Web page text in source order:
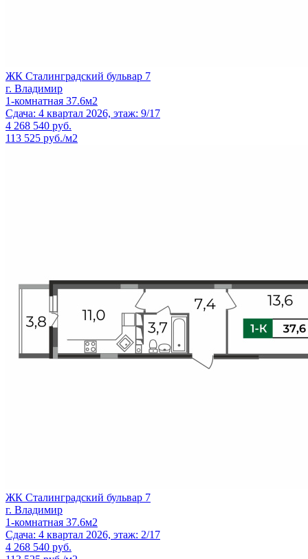
ЖК Сталинградский бульвар 7
г. Владимир
1-комнатная 37.6м2
Сдача: 4 квартал 2026, этаж: 9/17
4 268 540 руб.
113 525 руб./м2
ЖК Сталинградский бульвар 7
г. Владимир
1-комнатная 37.6м2
Сдача: 4 квартал 2026, этаж: 2/17
4 268 540 руб.